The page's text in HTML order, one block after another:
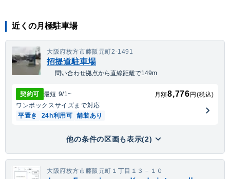
近くの月極駐車場
大阪府枚方市藤阪元町2-1491
招提道駐車場
問い合わせ拠点から直線距離で149m
契約可 最短 9/1~ 月額8,776円(税込)
ワンボックス サイズまで対応
平置き
24h利用可 舗装あり
他の条件の区画も表示(2)
大阪府枚方市藤阪元町１丁目１３－１０